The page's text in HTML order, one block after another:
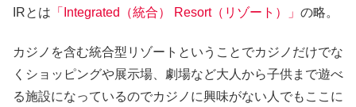
IRとは 「Integrated（統合） Resort（リゾート）」 の略。
カジノを含む統合型リゾートということでカジノだけでな
くショッピングや展示場、劇場など大人から子供まで遊べ
る施設になっているのでカジノに興味がない人でもここに